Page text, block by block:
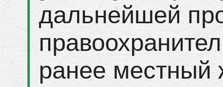
дальнейшей
ранее местный